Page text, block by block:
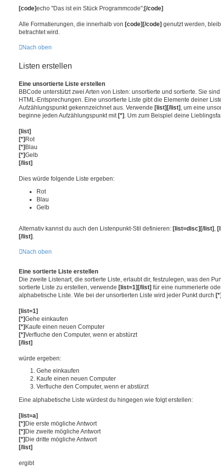
[code]echo "Das ist ein Stück Programmcode";[/code]
Alle Formatierungen, die innerhalb von [code][/code] genutzt werden,
betrachtet wird.
Nach oben
Listen erstellen
Eine unsortierte Liste erstellen
BBCode unterstützt zwei Arten von Listen: unsortierte und sortierte. Sie
HTML-Entsprechungen. Eine unsortierte Liste gibt die Elemente deiner
Aufzählungspunkt gekennzeichnet aus. Verwende [list][/list] , um eine
beginne jeden Aufzählungspunkt mit [*] . Um zum Beispiel deine
[list]
[*] Rot
[*] Blau
[*]Gelb
[/list]
Dies würde folgende Liste ergeben:
Rot
Blau
Gelb
Alternativ kannst du auch den Listenpunkt-Stil definieren: [list=disc][/list]
[/list]
Nach oben
Eine sortierte Liste erstellen
Die zweite Listenart, die sortierte Liste, erlaubt dir, festzulegen, was den
sortierte Liste zu erstellen, verwende [list=1][/list] für eine nummerierte
alphabetische Liste. Wie bei der unsortierten Liste wird jeder Punkt durch
[list=1]
[*]Gehe einkaufen
[*]Kaufe einen neuen Computer
[*]Verfluche den Computer, wenn er abstürzt
[/list]
würde ergeben:
Gehe einkaufen
Kaufe einen neuen Computer
Verfluche den Computer, wenn er abstürzt
Eine alphabetische Liste würdest du hingegen wie folgt erstellen:
[list=a]
[*] Die erste mögliche Antwort
[*] Die zweite mögliche Antwort
[*] Die dritte mögliche Antwort
[/list]
ergibt